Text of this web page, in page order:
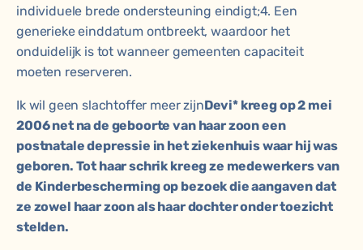
individuele brede ondersteuning eindigt;4. Een
generieke einddatum ontbreekt, waardoor het
onduidelijk is tot wanneer gemeenten capaciteit
moeten reserveren.
Ik wil geen slachtoffer meer zijnDevi* kreeg op 2 mei
2006 net na de geboorte van haar zoon een
postnatale depressie in het ziekenhuis waar hij was
geboren. Tot haar schrik kreeg ze medewerkers van
de Kinderbescherming op bezoek die aangaven dat
ze zowel haar zoon als haar dochter onder toezicht
stelden.